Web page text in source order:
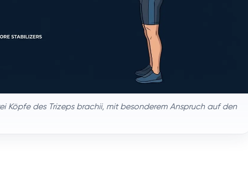
Köpfe des Trizeps brachii, mit besonderem Anspruch auf den